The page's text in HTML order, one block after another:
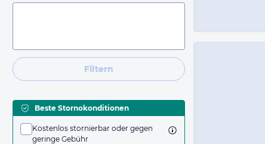
Filtern
Beste Stornokonditionen
Kostenlos stornierbar oder gegen
geringe Gebühr